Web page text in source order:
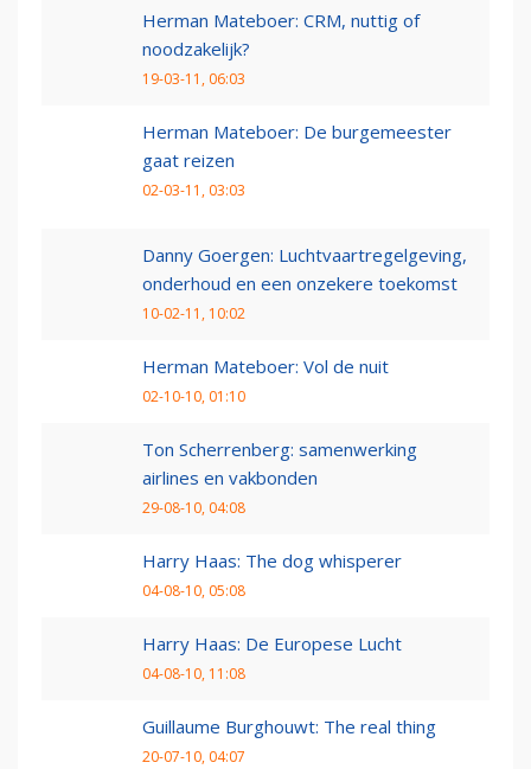
Herman Mateboer: CRM, nuttig of
noodzakelijk?
19-03-11, 06:03
Herman Mateboer: De burgemeester
gaat reizen
02-03-11, 03:03
Danny Goergen: Luchtvaartregelgeving,
onderhoud en een onzekere toekomst
10-02-11, 10:02
Herman Mateboer: Vol de nuit
02-10-10, 01:10
Ton Scherrenberg: samenwerking
airlines en vakbonden
29-08-10, 04:08
Harry Haas: The dog whisperer
04-08-10, 05:08
Harry Haas: De Europese Lucht
04-08-10, 11:08
Guillaume Burghouwt: The real thing
20-07-10, 04:07